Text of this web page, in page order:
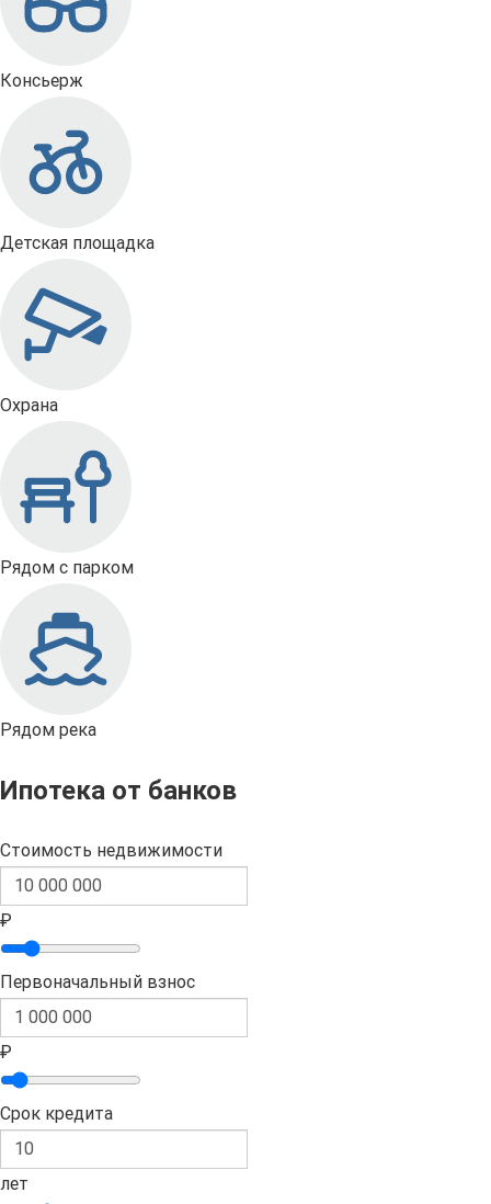
Консьерж
Детская площадка
Охрана
Рядом с парком
Рядом река
Ипотека от банков
Стоимость недвижимости
₽
Первоначальный взнос
₽
Срок кредита
лет